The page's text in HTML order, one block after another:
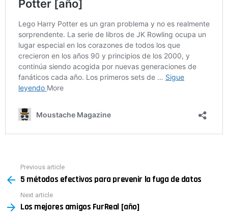
more
Previous article
5 métodos efectivos para prevenir la fuga de datos
Next article
Los mejores amigos FurReal [año]